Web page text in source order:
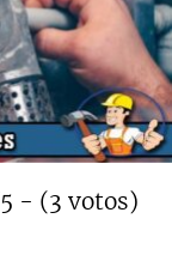
- (3 votos)